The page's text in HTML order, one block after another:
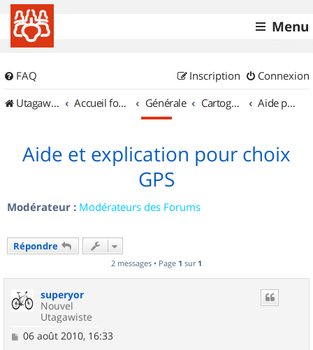
Menu
FAQ Connexion
Inscription
UtagawaVTT (Randos VTT et VTTAE avec traces GPS)
Accueil forum Générale Cartographie et GPS Aide pour l'achat d'un GPS
Aide et explication pour choix
GPS
Modérateur : Modérateurs des Forums
Répondre
2 messages • Page 1 sur 1
superyor
Nouvel
Utagawiste
M
06 août 2010, 16:33